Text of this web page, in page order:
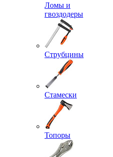
Ломы и
гвоздодеры
Струбцины
Стамески
Топоры